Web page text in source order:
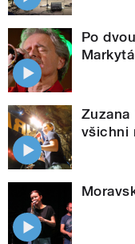
Po
Zuzana
všichni